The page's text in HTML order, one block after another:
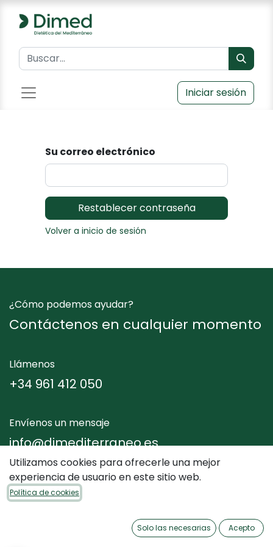
Iniciar sesión
Su correo electrónico
Restablecer contraseña
Volver a inicio de sesión
¿Cómo podemos ayudar?
Contáctenos en cualquier momento
Llámenos
+34 961 412 050
Envíenos un mensaje
info@dimediterraneo.es
Utilizamos cookies para ofrecerle una mejor
experiencia de usuario en este sitio web.
Política de cookies
Solo las necesarias Acepto